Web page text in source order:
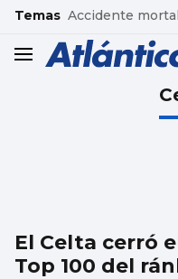
common.go-to-content
Temas Accidente
header.menu.open
El Celta cerró
Top 100 del